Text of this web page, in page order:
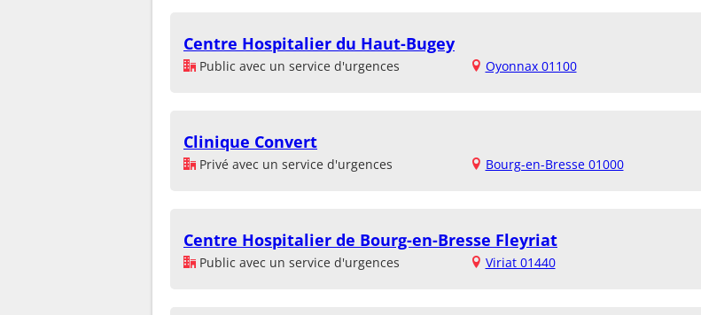
Centre Hospitalier du Haut-Bugey
Public avec un service d'urgences Oyonnax 01100
Clinique Convert
Privé avec un service d'urgences Bourg-en-Bresse 01000
Centre Hospitalier de Bourg-en-Bresse Fleyriat
Public avec un service d'urgences Viriat 01440